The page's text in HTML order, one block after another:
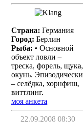
Страна: Германия
Город: Берлин
Рыба: • Основной
объект ловли –
треска, форель, щука,
окунь. Эпизодически
– селёдка, хорнфиш,
виттлинг.
моя анкета
22.09.2008 08:30